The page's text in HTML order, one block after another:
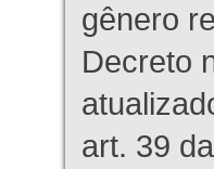
gênero
Decreto
art. 39